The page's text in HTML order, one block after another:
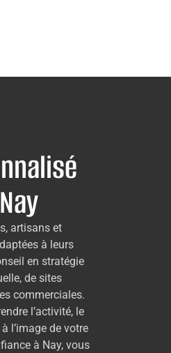
artisans et
à leurs
en stratégie
de sites
commerciales.
l’activité, le
l’image de votre
à Nay, vous